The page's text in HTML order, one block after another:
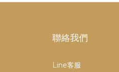
聯絡我們
Line客服